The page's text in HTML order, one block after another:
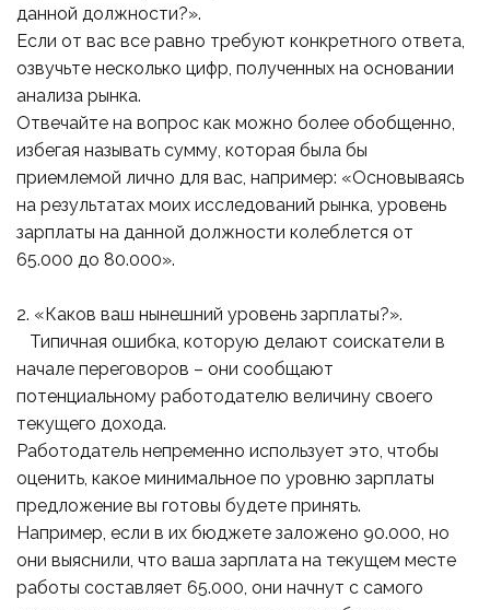
данной должности?».
Если от вас все равно требуют конкретного ответа,
озвучьте несколько цифр, полученных на основании
анализа рынка.
Отвечайте на вопрос как можно более обобщенно,
избегая называть сумму, которая была бы
приемлемой лично для вас, например: «Основываясь
на результатах моих исследований рынка, уровень
зарплаты на данной должности колеблется от
65.000 до 80.000».
2. «Каков ваш нынешний уровень зарплаты?».
Типичная ошибка, которую делают соискатели в
начале переговоров – они сообщают
потенциальному работодателю величину своего
текущего дохода.
Работодатель непременно использует это, чтобы
оценить, какое минимальное по уровню зарплаты
предложение вы готовы будете принять.
Например, если в их бюджете заложено 90.000, но
они выяснили, что ваша зарплата на текущем месте
работы составляет 65.000, они начнут с самого